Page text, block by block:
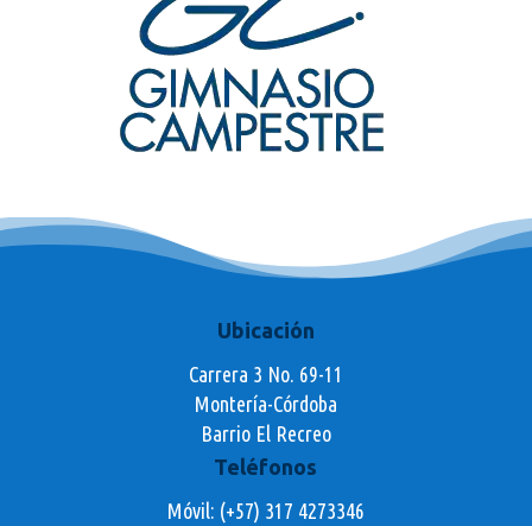
Ubicación
Carrera 3 No. 69-11
Montería-Córdoba
Barrio El Recreo
Teléfonos
Móvil: (+57) 317 4273346